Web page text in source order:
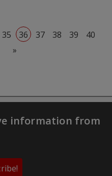
35 36 37 38 39
40
Next page
»
Last page
information from